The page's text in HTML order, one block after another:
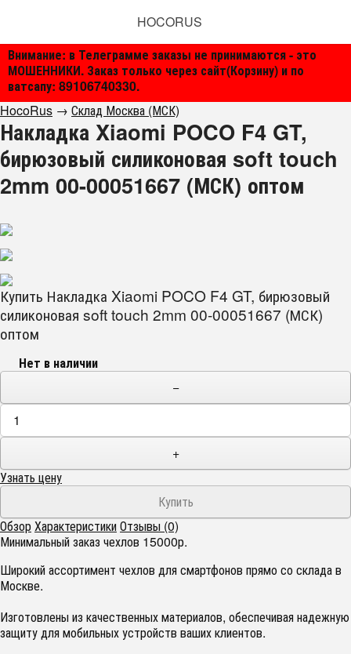
Внимание: в Телеграмме заказы не принимаются - это
МОШЕННИКИ. Заказ только через сайт(Корзину) и по
ватсапу: 89106740330.
HOCORUS
HocoRus → Склад Москва (МСК)
Накладка Xiaomi POCO F4 GT,
бирюзовый силиконовая soft touch
2mm 00-00051667 (МСК) оптом
Купить Накладка Xiaomi POCO F4 GT, бирюзовый
силиконовая soft touch 2mm 00-00051667 (МСК)
оптом
Нет в наличии
−
+
Узнать цену
ОбзорХарактеристикиОтзывы (0)
Минимальный заказ чехлов 15000р.
Широкий ассортимент чехлов для смартфонов прямо со склада в
Москве.
Изготовлены из качественных материалов, обеспечивая надежную
защиту для мобильных устройств ваших клиентов.